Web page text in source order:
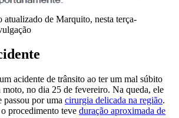
atualizado de Marquito, nesta terça-
acidente de trânsito ao ter um mal súbito
moto, no dia 25 de fevereiro. Na queda, ele
passou por uma cirurgia delicada na região.
procedimento teve duração aproximada de